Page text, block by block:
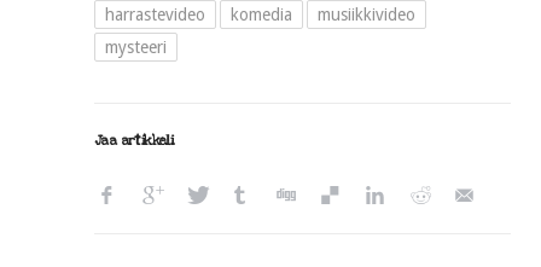
harrastevideo komedia
musiikkivideo
mysteeri
Jaa artikkeli